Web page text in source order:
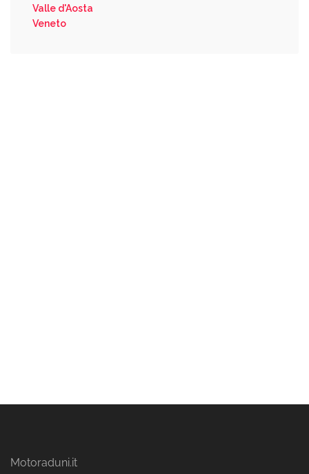
Valle d'Aosta
Veneto
Motoraduni.it